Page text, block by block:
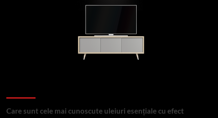
Care sunt cele mai cunoscute uleiuri esențiale cu efect